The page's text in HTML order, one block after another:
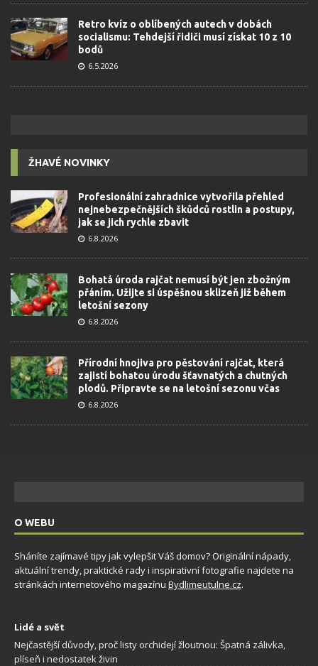
Retro kvíz o oblíbených autech v dobách
socialismu: Tehdejší řidiči musí získat 10 z 10
bodů
6.5.2026
ŽHAVÉ NOVINKY
Profesionální zahradnice vytvořila přehled
nejnebezpečnějších škůdců rostlin a postupy,
jak se jich rychle zbavit
6.8.2026
Bohatá úroda rajčat nemusí být jen zbožným
přáním. Užijte si úspěšnou sklizeň již během
letošní sezony
6.8.2026
Přírodní hnojiva pro pěstování rajčat, která
zajistí bohatou úrodu šťavnatých a chutných
plodů. Připravte se na letošní sezonu včas
6.8.2026
O WEBU
Sháníte zajímavé tipy jak vylepšit Váš domov? Originální nápady,
aktuální trendy, praktické rady i inspirativní fotografie najdete na
stránkách internetového magazínu Bydlimeutulne.cz.
Lidé a svět
Nejčastější důvody, proč listy orchidejí žloutnou: Špatná zálivka,
plíseň i nedostatek živin